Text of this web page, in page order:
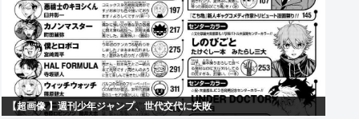
【超画像 】週刊少年ジャンプ、世代交代に失敗